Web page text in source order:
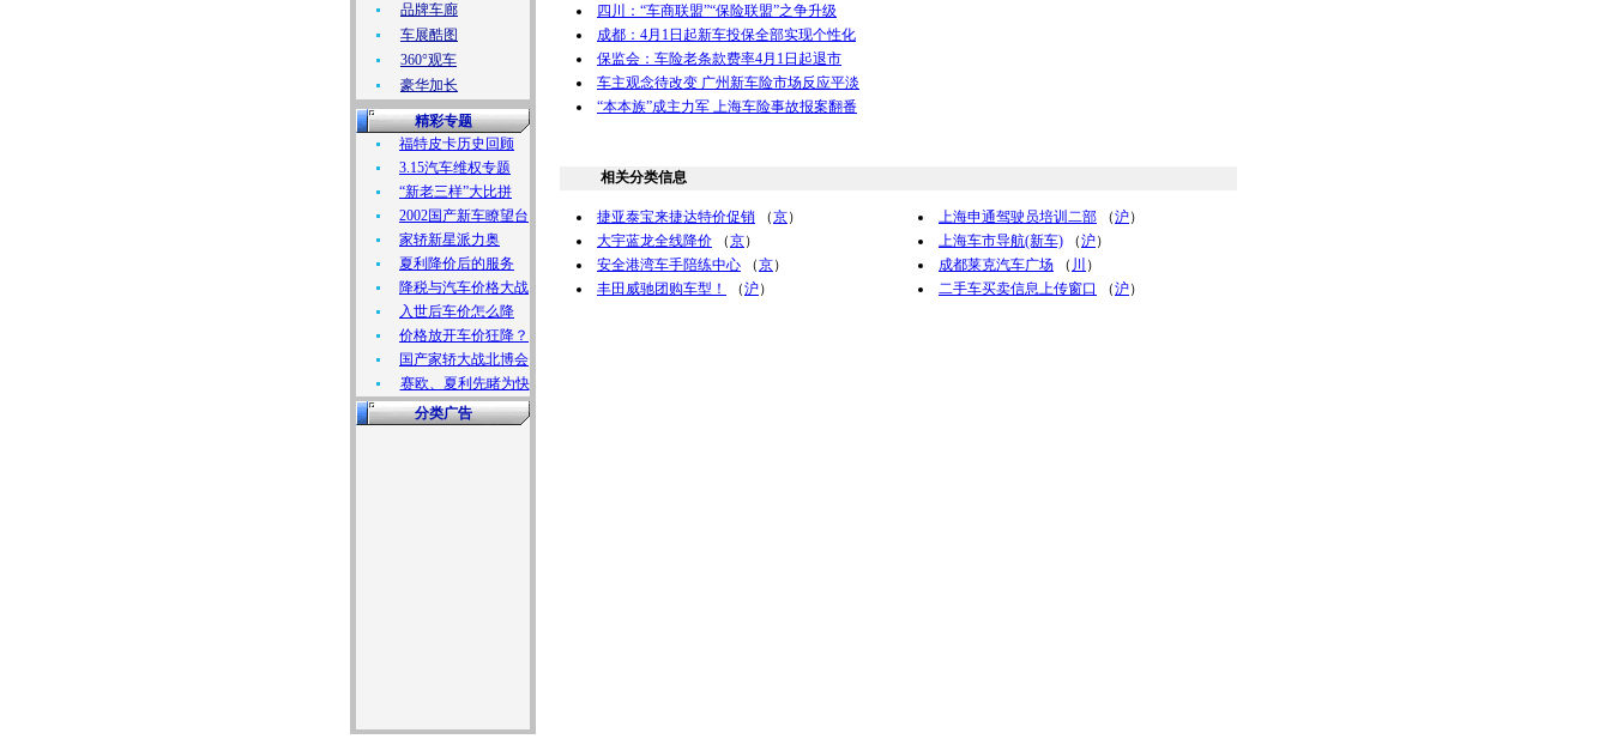
品牌车廊
车展酷图
360°观车
豪华加长
精彩专题
福特皮卡历史回顾
3.15汽车维权专题
“新老三样”大比拼
2002国产新车瞭望台
家轿新星派力奥
夏利降价后的服务
降税与汽车价格大战
入世后车价怎么降
价格放开车价狂降？
国产家轿大战北博会
赛欧、夏利先睹为快
分类广告
四川：“车商联盟”“保险联盟”之争升级
成都：4月1日起新车投保全部实现个性化
保监会：车险老条款费率4月1日起退市
车主观念待改变 广州新车险市场反应平淡
“本本族”成主力军 上海车险事故报案翻番
相关分类信息
捷亚泰宝来捷达特价促销 （京）
大宇蓝龙全线降价 （京）
安全港湾车手陪练中心 （京）
丰田威驰团购车型！
（沪）
上海申通驾驶员培训二部 （沪）
上海车市导航(新车) （沪）
成都莱克汽车广场 （ 川 ）
二手车买卖信息上传窗口
（沪）